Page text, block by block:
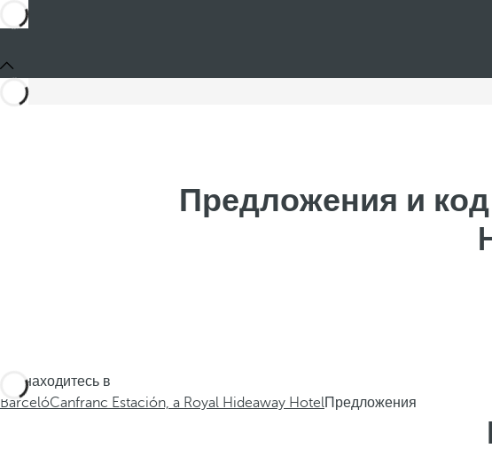
Предложения и код
Вы находитесь в
BarcelóCanfranc Estación, a Royal Hideaway HotelПредложения